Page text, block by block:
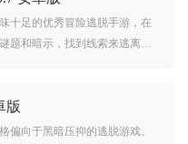
十足的优秀冒险逃脱手游，在
题和暗示，找到线索来逃离后
版
偏向于黑暗压抑的逃脱游戏。